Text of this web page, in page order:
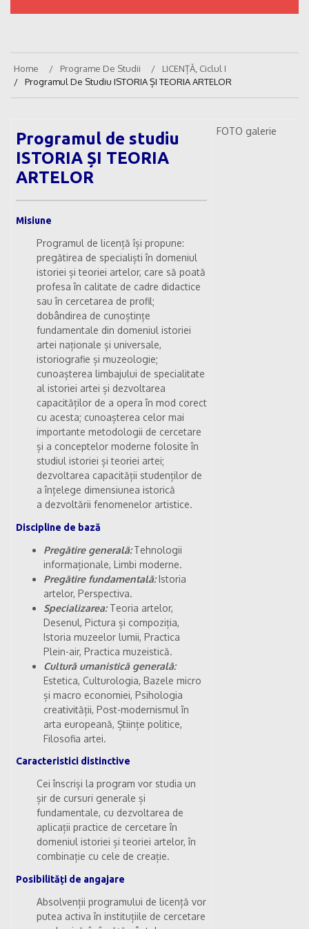
Home Programe De Studii
LICENȚĂ, Ciclul I
Programul De Studiu ISTORIA ȘI TEORIA ARTELOR
Programul de studiu
ISTORIA ȘI TEORIA
ARTELOR
Misiune
Programul de licență își propune:
pregătirea de specialiști în domeniul
istoriei și teoriei artelor, care să poată
profesa în calitate de cadre didactice
sau în cercetarea de profil;
dobândirea de cunoștințe
fundamentale din domeniul istoriei
artei naționale și universale,
istoriografie și muzeologie;
cunoașterea limbajului de specialitate
al istoriei artei și dezvoltarea
capacităților de a opera în mod corect
cu acesta; cunoașterea celor mai
importante metodologii de cercetare
și a conceptelor moderne folosite în
studiul istoriei și teoriei artei;
dezvoltarea capacității studenților de
a înțelege dimensiunea istorică
a dezvoltării fenomenelor artistice.
Discipline de bază
Pregătire generală: Tehnologii
informaționale, Limbi moderne.
Pregătire fundamentală:Istoria
artelor, Perspectiva.
Specializarea:Teoria artelor,
Desenul, Pictura și compoziția,
Istoria muzeelor lumii, Practica
Plein-air, Practica muzeistică.
Cultură umanistică generală:
Estetica, Culturologia, Bazele micro
și macro economiei, Psihologia
creativității, Post-modernismul în
arta europeană, Științe politice,
Filosofia artei.
Caracteristici distinctive
Cei înscriși la program vor studia un
șir de cursuri generale și
fundamentale, cu dezvoltarea de
aplicații practice de cercetare în
domeniul istoriei și teoriei artelor, în
combinație cu cele de creație.
Posibilități de angajare
Absolvenții programului de licență vor
putea activa în instituțiile de cercetare
FOTO galerie